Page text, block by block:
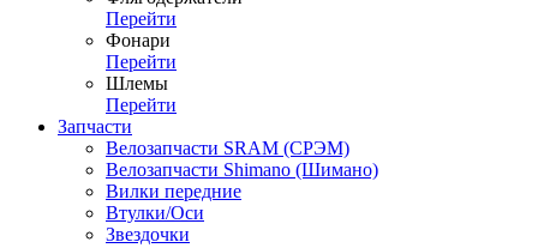
Перейти
Фонари
Перейти
Шлемы
Перейти
Запчасти
Велозапчасти SRAM (СРЭМ)
Велозапчасти Shimano (Шимано)
Вилки передние
Втулки/Оси
Звездочки